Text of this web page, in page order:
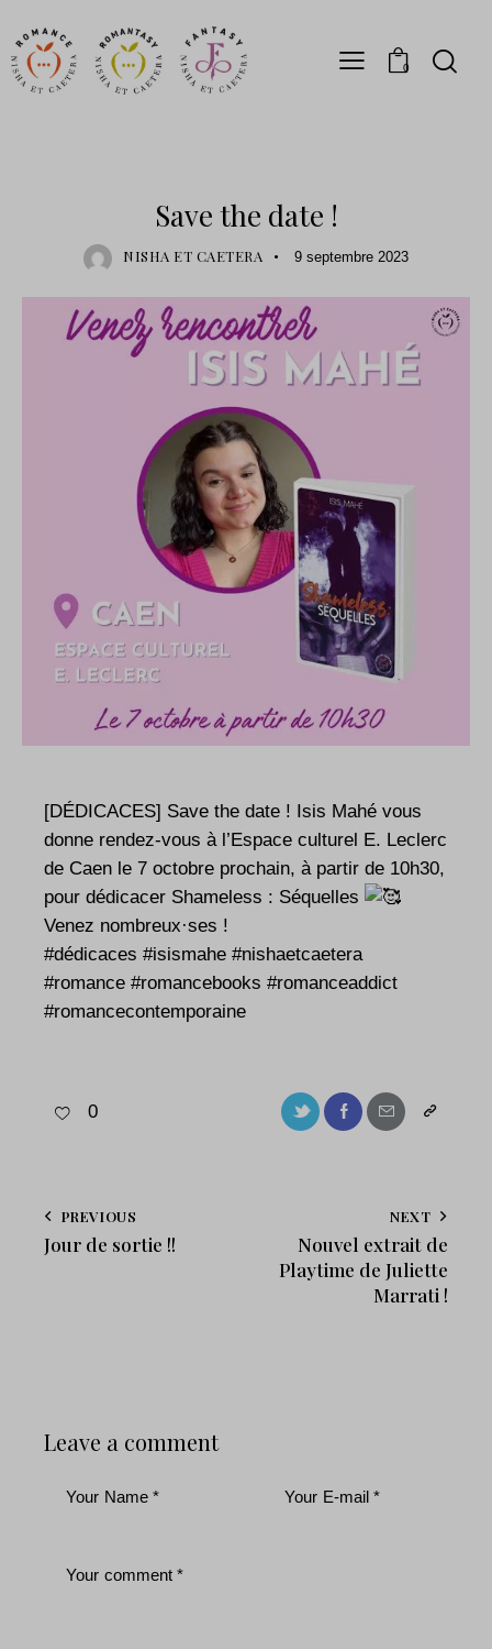
0
Save the date !
NISHA ET CAETERA 9 septembre 2023
[DÉDICACES] Save the date ! Isis Mahé vous
donne rendez-vous à l’Espace culturel E. Leclerc
de Caen le 7 octobre prochain, à partir de 10h30,
pour dédicacer Shameless : Séquelles
Venez nombreux·ses !
#dédicaces #isismahe #nishaetcaetera
#romance #romancebooks #romanceaddict
#romancecontemporaine
0
PREVIOUS
Jour de sortie !!
NEXT
Nouvel extrait de
Playtime de Juliette
Marrati !
Leave a comment